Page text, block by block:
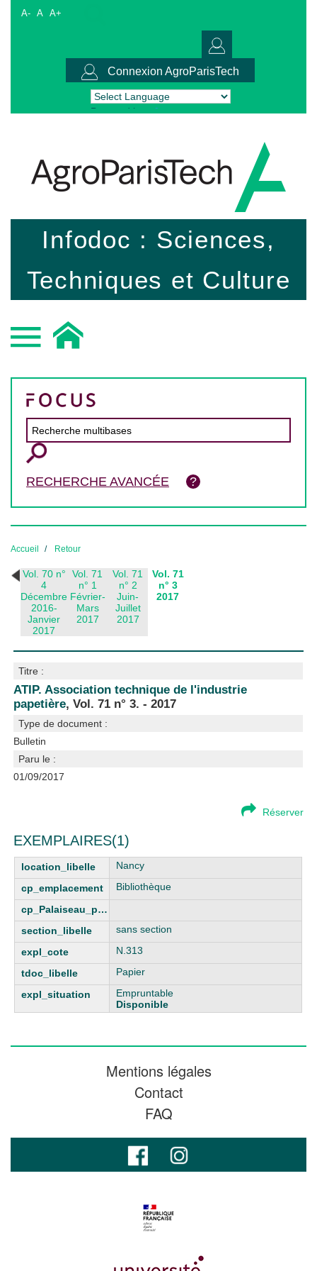
A- A A+
Connexion AgroParisTech
Powered by Translate
Infodoc : Sciences,
Techniques et Culture
RECHERCHE AVANCÉE
Accueil Retour
Vol. 70 n°
4
Décembre
2016-
Janvier
2017
Vol. 71
n° 1
Février-
Mars
2017
Vol. 71
n° 2
Juin-
Juillet
2017
Vol. 71
n° 3
2017
Titre :
ATIP. Association technique de l'industrie
papetière, Vol. 71 n° 3. - 2017
Type de document :
Bulletin
Paru le :
01/09/2017
Réserver
EXEMPLAIRES(1)
Nancy
Bibliothèque
sans section
N.313
Papier
Empruntable
Disponible
Mentions légales
Contact
FAQ